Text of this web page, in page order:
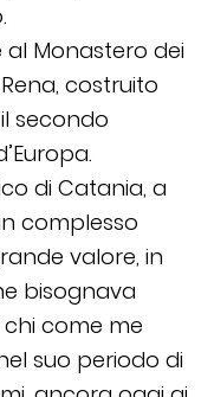
Monastero dei
costruito
secondo
di Catania, a
complesso
valore, in
bisognava
come me
suo periodo di